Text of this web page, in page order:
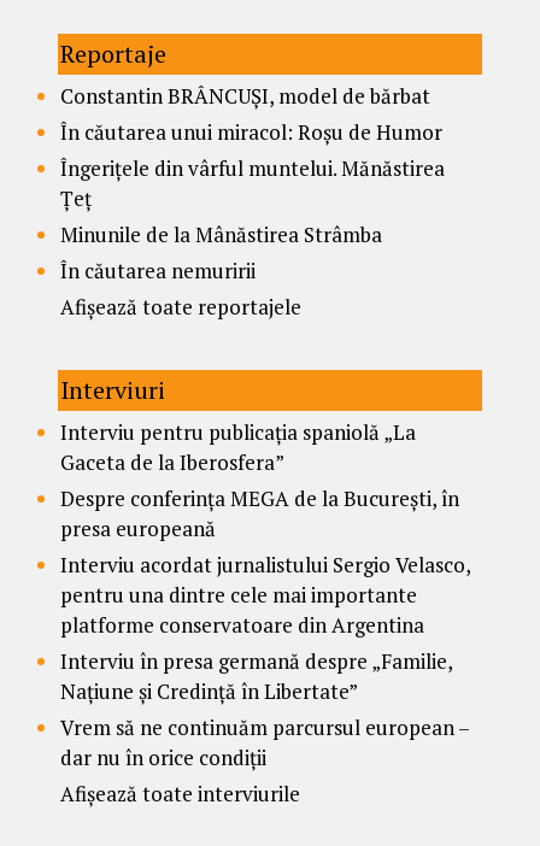
Reportaje
Constantin BRÂNCUȘI, model de bărbat
În căutarea unui miracol: Roșu de Humor
Îngerițele din vârful muntelui. Mănăstirea
Țeț
Minunile de la Mânăstirea Strâmba
În căutarea nemuririi
Afișează toate reportajele
Interviuri
Interviu pentru publicația spaniolă „La
Gaceta de la Iberosfera”
Despre conferința MEGA de la București, în
presa europeană
Interviu acordat jurnalistului Sergio Velasco,
pentru una dintre cele mai importante
platforme conservatoare din Argentina
Interviu în presa germană despre „Familie,
Națiune și Credință în Libertate”
Vrem să ne continuăm parcursul european –
dar nu în orice condiții
Afișează toate interviurile